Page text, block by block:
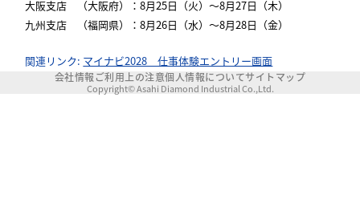
大阪支店 （大阪府）：8月25日（火）～8月27日（木）
九州支店 （福岡県）：8月26日（水）～8月28日（金）
関連リンク: マイナビ2028 仕事体験エントリー画面
会社情報ご利用上の注意個人情報についてサイトマップ
Copyright© Asahi Diamond Industrial Co.,Ltd.